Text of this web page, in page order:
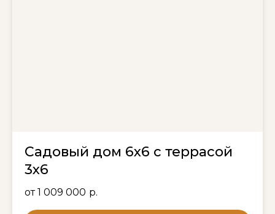
Садовый дом 6х6 с террасой
3х6
от 1 009 000 р.